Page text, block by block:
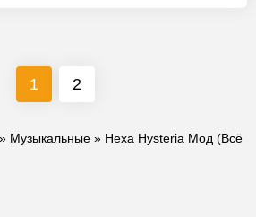
1 2
» Музыкальные » Hexa Hysteria Мод (Всё